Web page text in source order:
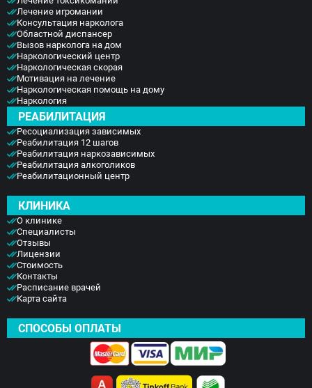
Лечение игромании
Консультация нарколога
Областной диспансер
Вызов нарколога на дом
Наркологический центр
Наркологическая скорая
Мотивация на лечение
Наркологическая помощь на дому
Наркология
РЕАБИЛИТАЦИЯ
Ресоциализация зависимых
Реабилитация 12 шагов
Реабилитация наркозависимых
Реабилитация алкоголиков
Реабилитационный центр
КЛИНИКА
О клинике
Специалисты
Отзывы
Лицензии
Стоимость
Контакты
Расписание врачей
Карта сайта
СПОСОБЫ ОПЛАТЫ